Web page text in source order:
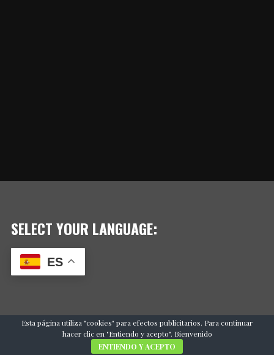
SELECT YOUR LANGUAGE:
ES
Esta página utiliza "cookies" para efectos publicitarios. Para continuar
hacer clic en "Entiendo y acepto". Bienvenido
ENTIENDO Y ACEPTO